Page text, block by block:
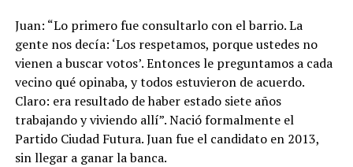
Juan: “Lo primero fue consultarlo con el barrio. La
gente nos decía: ‘Los respetamos, porque ustedes no
vienen a buscar votos’. Entonces le preguntamos a cada
vecino qué opinaba, y todos estuvieron de acuerdo.
Claro: era resultado de haber estado siete años
trabajando y viviendo allí”. Nació formalmente el
Partido Ciudad Futura. Juan fue el candidato en 2013,
sin llegar a ganar la banca.